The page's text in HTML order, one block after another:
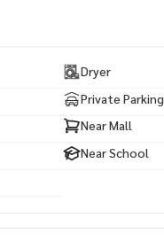
อบครัว / นักลงทุนทำพูลวิลล่า
Dryer
Private Parking
Near Mall
Near School